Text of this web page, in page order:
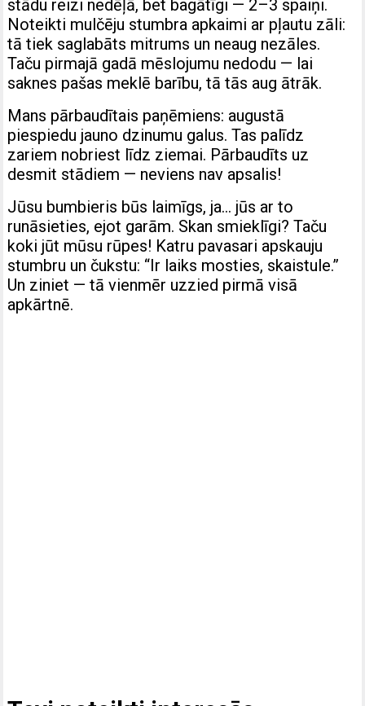
stādu reizi nedēļā, bet bagātīgi — 2–3 spaiņi.
Noteikti mulčēju stumbra apkaimi ar pļautu zāli:
tā tiek saglabāts mitrums un neaug nezāles.
Taču pirmajā gadā mēslojumu nedodu — lai
saknes pašas meklē barību, tā tās aug ātrāk.
Mans pārbaudītais paņēmiens: augustā
piespiedu jauno dzinumu galus. Tas palīdz
zariem nobriest līdz ziemai. Pārbaudīts uz
desmit stādiem — neviens nav apsalis!
Jūsu bumbieris būs laimīgs, ja… jūs ar to
runāsieties, ejot garām. Skan smieklīgi? Taču
koki jūt mūsu rūpes! Katru pavasari apskauju
stumbru un čukstu: “Ir laiks mosties, skaistule.”
Un ziniet — tā vienmēr uzzied pirmā visā
apkārtnē.